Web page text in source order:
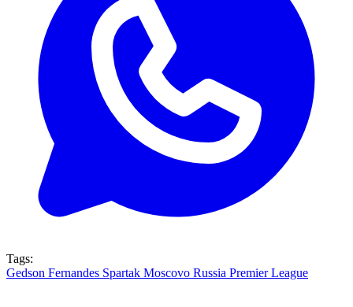
Tags:
Gedson Fernandes Spartak Moscovo Russia Premier League